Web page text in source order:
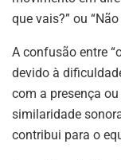
que vais?” ou
A confusão entre
devido à
com a presença
similaridade
contribui para o